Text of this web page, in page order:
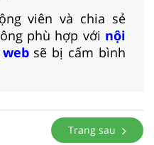
viên và chia sẻ
phù hợp với nội
sẽ bị cấm bình
Trang sau